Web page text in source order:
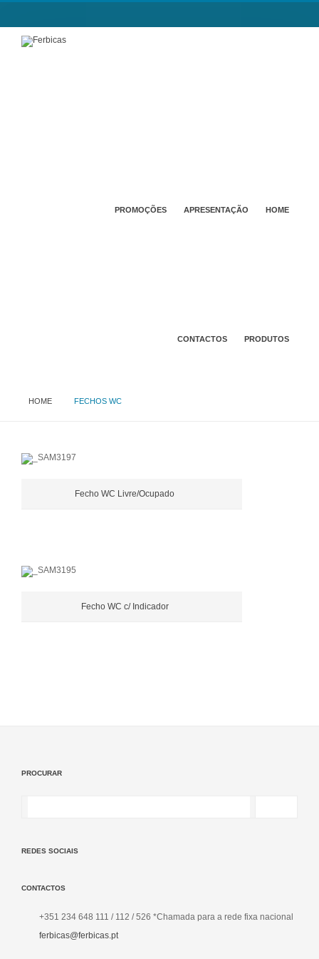
HOME
APRESENTAÇÃO
PROMOÇÕES
PRODUTOS
CONTACTOS
HOME FECHOS WC
Fecho WC Livre/Ocupado
Fecho WC c/ Indicador
PROCURAR
REDES SOCIAIS
CONTACTOS
+351 234 648 111 / 112 / 526 *Chamada para a rede fixa nacional
ferbicas@ferbicas.pt